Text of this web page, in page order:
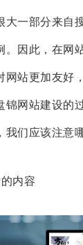
大一部分来自
。因此，在网
网站更加友好
锦网站建设的
我们应该注意
内容